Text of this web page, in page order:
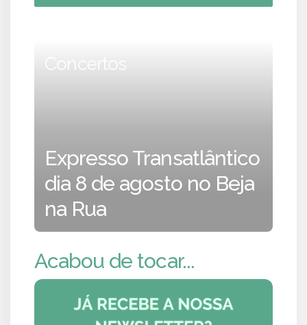
Concertos
Expresso Transatlântico
dia 8 de agosto no Beja
na Rua
Acabou de tocar...